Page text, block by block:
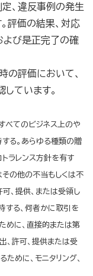
定、違反事例の発生
評価の結果、対応
よび是正完了の確
の評価において、
ています。
べてのビジネス上のや
る。あらゆる種類の贈
ラレンス方針を有す
その他の不当もしくは不
、提供、または受領し
する、何者かに取引を
めに、直接的または第
、許可、提供または受
めに、モニタリング、